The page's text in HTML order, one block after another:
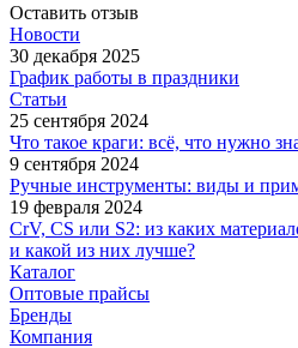
Оставить отзыв
Новости
30 декабря 2025
График работы в праздники
Статьи
25 сентября 2024
Что такое краги: всё, что нужно
9 сентября 2024
Ручные инструменты: виды и
19 февраля 2024
CrV, CS или S2: из каких
и какой из них лучше?
Каталог
Оптовые прайсы
Бренды
Компания